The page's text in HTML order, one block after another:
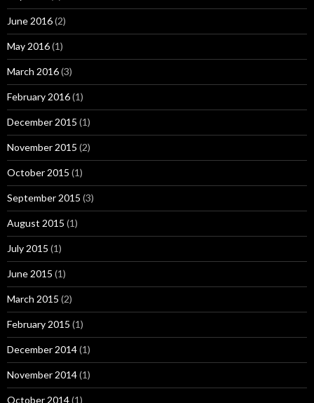
June 2016(2)
May 2016(1)
March 2016(3)
February 2016(1)
December 2015 (1)
November 2015 (2)
October 2015 (1)
September 2015 (3)
August 2015 (1)
July 2015 (1)
June 2015 (1)
March 2015 (2)
February 2015 (1)
December 2014(1)
November 2014(1)
October 2014(1)